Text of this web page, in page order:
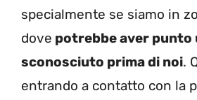
specialmente se siamo in
dove potrebbe aver punto
sconosciuto prima di noi.
entrando a contatto con la